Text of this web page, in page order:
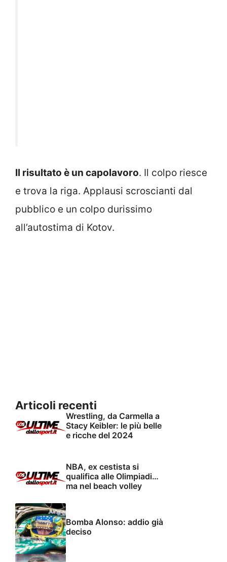
Il risultato è un capolavoro. Il colpo riesce
e trova la riga. Applausi scroscianti dal
pubblico e un colpo durissimo
all’autostima di Kotov.
Articoli recenti
Wrestling, da Carmella a
Stacy Keibler: le più belle
e ricche del 2024
NBA, ex cestista si
qualifica alle Olimpiadi…
ma nel beach volley
Bomba Alonso: addio già
deciso